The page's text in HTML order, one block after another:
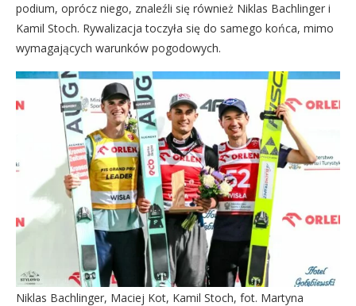
podium, oprócz niego, znaleźli się również Niklas Bachlinger i
Kamil Stoch. Rywalizacja toczyła się do samego końca, mimo
wymagających warunków pogodowych.
Niklas Bachlinger, Maciej Kot, Kamil Stoch, fot. Martyna